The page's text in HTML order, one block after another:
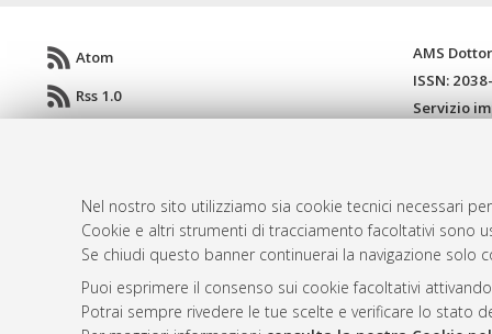
Nel nostro sito utilizziamo sia cookie tecnici necessari
Cookie e altri strumenti di tracciamento facoltativi sono
Se chiudi questo banner continuerai la navigazione solo
Puoi esprimere il consenso sui cookie facoltativi
Potrai sempre rivedere le tue scelte e verificare lo stato
Atom
Rss 1.0
AMS
ISSN:
Servizio
© ALMA MATER STUDIORUM - Università